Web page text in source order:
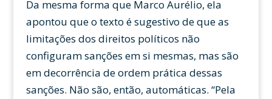
Da mesma forma que Marco Aurélio, ela
apontou que o texto é sugestivo de que as
limitações dos direitos políticos não
configuram sanções em si mesmas, mas são
em decorrência de ordem prática dessas
sanções. Não são, então, automáticas. “Pela